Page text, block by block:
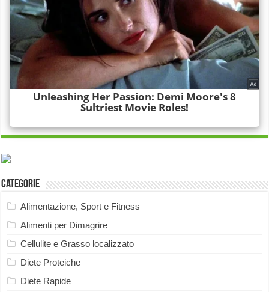
Categorie
Alimentazione, Sport e Fitness
Alimenti per Dimagrire
Cellulite e Grasso localizzato
Diete Proteiche
Diete Rapide